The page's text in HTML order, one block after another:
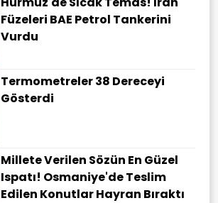
Füzeleri BAE Petrol Tankerini
Vurdu
Termometreler 38 Dereceyi
Gösterdi
Millete Verilen Sözün En Güzel
Ispatı! Osmaniye'de Teslim
Edilen Konutlar Hayran Bıraktı